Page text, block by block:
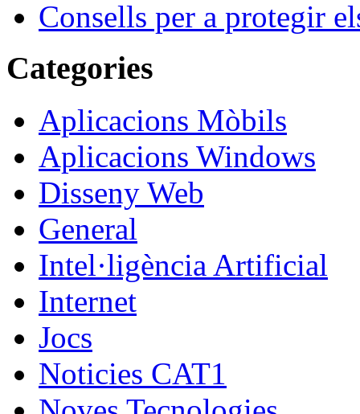
Consells per a protegir
Categories
Aplicacions Mòbils
Aplicacions Windows
Disseny Web
General
Intel·ligència Artificial
Internet
Jocs
Noticies CAT1